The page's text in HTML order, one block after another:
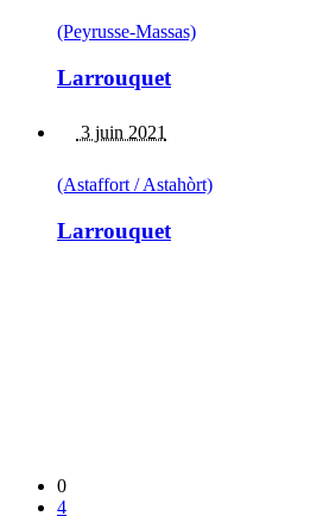
(Peyrusse-Massas)
Larrouquet
3 juin 2021
(Astaffort / Astahòrt)
Larrouquet
0
4